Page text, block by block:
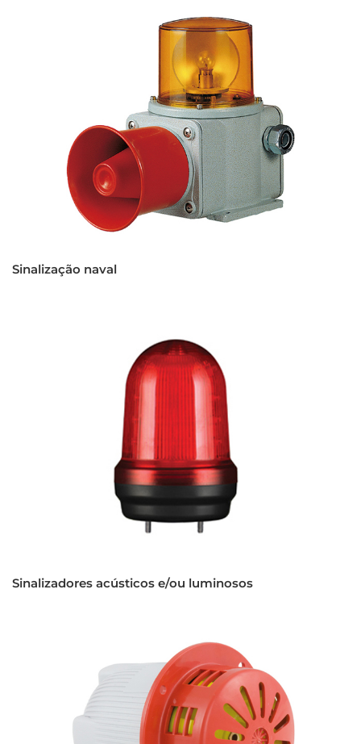
Sinalização naval
Sinalizadores acústicos e/ou luminosos